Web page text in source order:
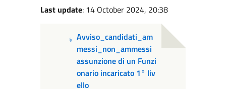
Last update: 14 October 2024, 20:38
Avviso_candidati_am
messi_non_ammessi
assunzione di un Funzi
onario incaricato 1° liv
ello